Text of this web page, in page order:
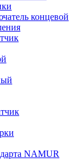
концевой
NAMUR